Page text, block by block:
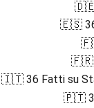
🇩🇪
🇪🇸 36
🇫🇷
🇮🇹 36 Fatti su
🇵🇹